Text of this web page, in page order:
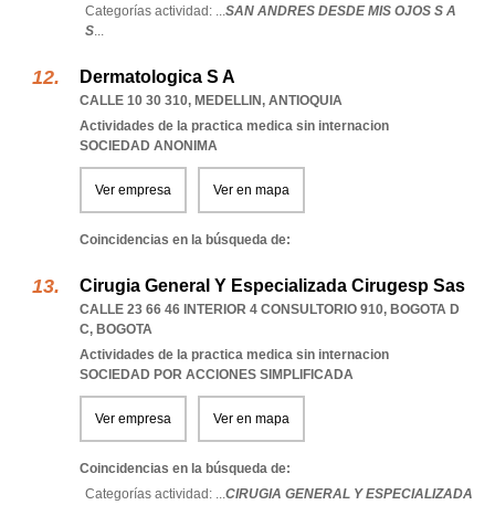
Categorías actividad: ...SAN ANDRES DESDE MIS OJOS S A
S...
Dermatologica S A
CALLE 10 30 310, MEDELLIN, ANTIOQUIA
Actividades de la practica medica sin internacion
SOCIEDAD ANONIMA
Ver empresa Ver en mapa
Coincidencias en la búsqueda de:
Cirugia General Y Especializada Cirugesp Sas
CALLE 23 66 46 INTERIOR 4 CONSULTORIO 910, BOGOTA D
C, BOGOTA
Actividades de la practica medica sin internacion
SOCIEDAD POR ACCIONES SIMPLIFICADA
Ver empresa Ver en mapa
Coincidencias en la búsqueda de:
Categorías actividad: ...CIRUGIA GENERAL Y ESPECIALIZADA